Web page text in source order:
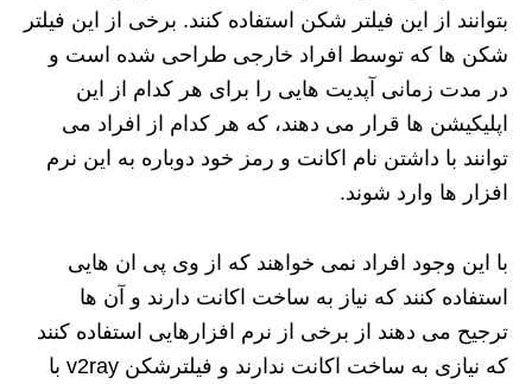
بتوانند از این فیلتر شکن استفاده کنند. برخی از این فیلتر
شکن ها که توسط افراد خارجی طراحی شده است و
در مدت زمانی آپدیت هایی را برای هر کدام از این
اپلیکیشن ها قرار می دهند، که هر کدام از افراد می
توانند با داشتن نام اکانت و رمز خود دوباره به این نرم
افزار ها وارد شوند.
با این وجود افراد نمی خواهند که از وی پی ان هایی
استفاده کنند که نیاز به ساخت اکانت دارند و آن ها
ترجیح می دهند از برخی از نرم افزارهایی استفاده کنند
که نیازی به ساخت اکانت ندارند و فیلترشکن v2ray با